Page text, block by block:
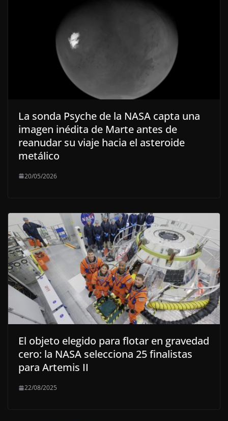
La sonda Psyche de la NASA capta una
imagen inédita de Marte antes de
reanudar su viaje hacia el asteroide
metálico
20/05/2026
El objeto elegido para flotar en gravedad
cero: la NASA selecciona 25 finalistas
para Artemis II
22/08/2025